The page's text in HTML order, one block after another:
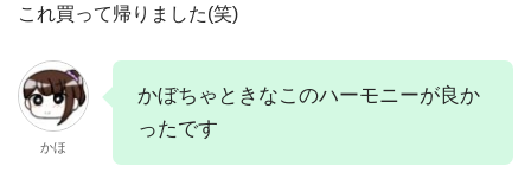
これ買って帰りました(笑)
かほ
かぼちゃときなこのハーモニーが良か
ったです